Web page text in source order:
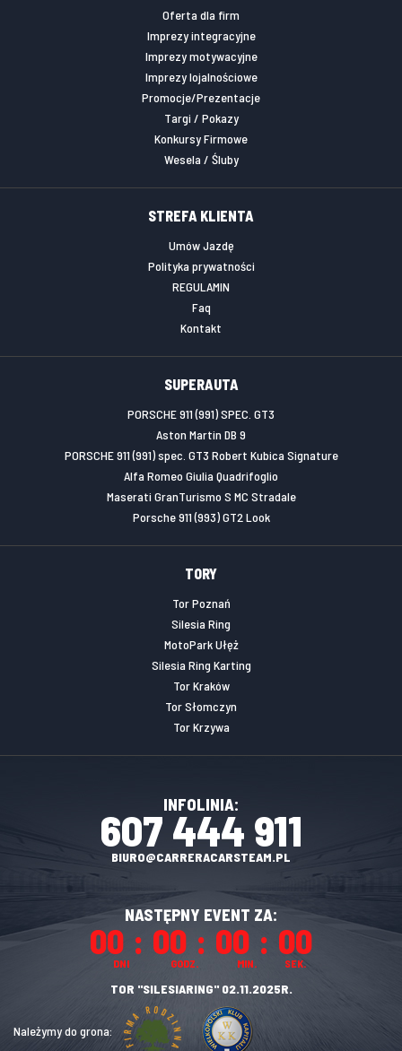
Oferta dla firm
Imprezy integracyjne
Imprezy motywacyjne
Imprezy lojalnościowe
Promocje/Prezentacje
Targi / Pokazy
Konkursy Firmowe
Wesela / Śluby
STREFA KLIENTA
Umów Jazdę
Polityka prywatności
REGULAMIN
Faq
Kontakt
SUPERAUTA
PORSCHE 911 (991) SPEC. GT3
Aston Martin DB 9
PORSCHE 911 (991) spec. GT3 Robert Kubica Signature
Alfa Romeo Giulia Quadrifoglio
Maserati GranTurismo S MC Stradale
Porsche 911 (993) GT2 Look
TORY
Tor Poznań
Silesia Ring
MotoPark Ułęż
Silesia Ring Karting
Tor Kraków
Tor Słomczyn
Tor Krzywa
INFOLINIA:
607 444 911
BIURO@CARRERACARSTEAM.PL
NASTĘPNY EVENT ZA:
00
DNI
00
GODZ.
00
MIN.
00
SEK.
TOR "SILESIARING" 02.11.2025R.
Należymy do grona: